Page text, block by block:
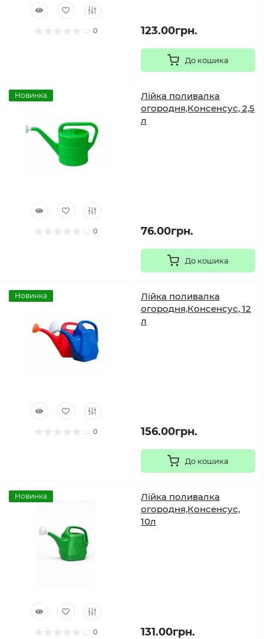
0 123.00грн.
До кошика
Новинка
0
Лійка поливалка
огородня,Консенсус, 2,5
л
76.00грн.
До кошика
Новинка
0
Лійка поливалка
огородня,Консенсус, 12
л
156.00грн.
До кошика
Новинка
0
Лійка поливалка
огородня,Консенсус,
10л
131.00грн.